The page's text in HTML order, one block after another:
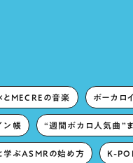
MECREの音楽 ボーカロ
ン帳 “週間ボカロ人気曲”ま
学ぶASMRの始め方 K-